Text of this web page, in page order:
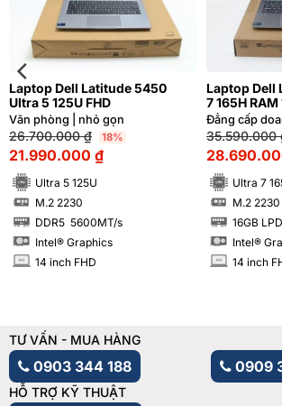
Laptop Dell Latitude 5450
Ultra 5 125U FHD
Văn phòng | nhỏ gọn
26.700.000₫ 18%
21.990.000 ₫
Ultra 5 125U
SSD M.2 2230
DDR5 5600MT/s
Intel® Graphics
INCH 14 inch FHD
Laptop Dell
7 165H RAM
Đẳng cấp
35.590.000
Ultra 7
SSD M.2 2230
16GB
Intel®
INCH 14 inch
TƯ VẤN - MUA HÀNG
0903 344 188 0909
HỖ TRỢ KỸ THUẬT